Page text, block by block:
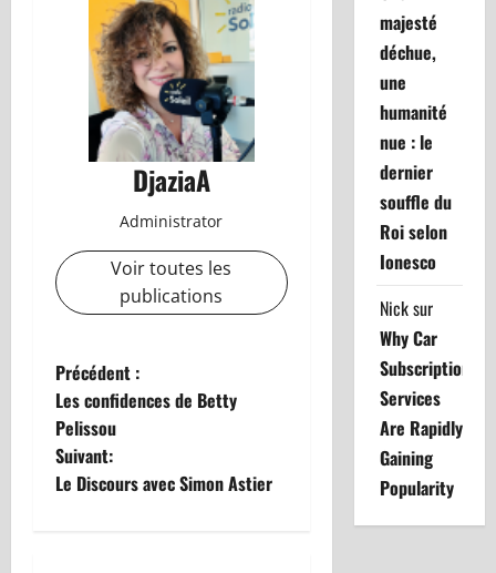
DjaziaA
Administrator
Voir toutes les
publications
N
a
v
Précédent :
Les confidences de Betty
Pelissou
Suivant:
Le Discours avec Simon Astier
majesté
déchue,
une
humanité
nue : le
dernier
souffle du
Roi selon
Ionesco
Nicksur
Why Car
Subscription
Services
Are Rapidly
Gaining
Popularity